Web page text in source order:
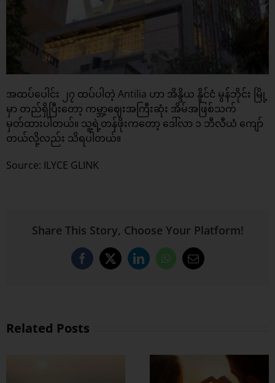
အထပ်ပေါင်း ၂၇ ထပ်ပါတဲ့ Antilia ဟာ အိန္ဒိယ နိူင်ငံ မွန်ဘိုင်း မြို့
မှာ တည်ရှိပြီးတော့ ကမ္ဘာ့ဈေးအကြီးဆုံး အိမ်အဖြစ်သက်
မှတ်ထားပါတယ်။ သူ့ရဲ့တန်ဖိုးကတော့ ဒေါ်လာ ၁ ဘီလီယံ ကျော်
တယ်လို့လည်း သိရပါတယ်။
Source: ILYCE GLINK
Share This Story, Choose Your Platform!
Facebook
X LinkedInWhatsApp
Email
Related Posts